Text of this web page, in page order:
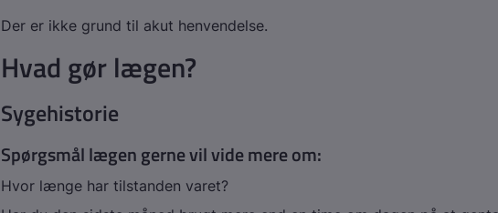
Der er ikke grund til akut henvendelse.
Hvad gør lægen?
Sygehistorie
Spørgsmål lægen gerne vil vide mere om:
Hvor længe har tilstanden varet?